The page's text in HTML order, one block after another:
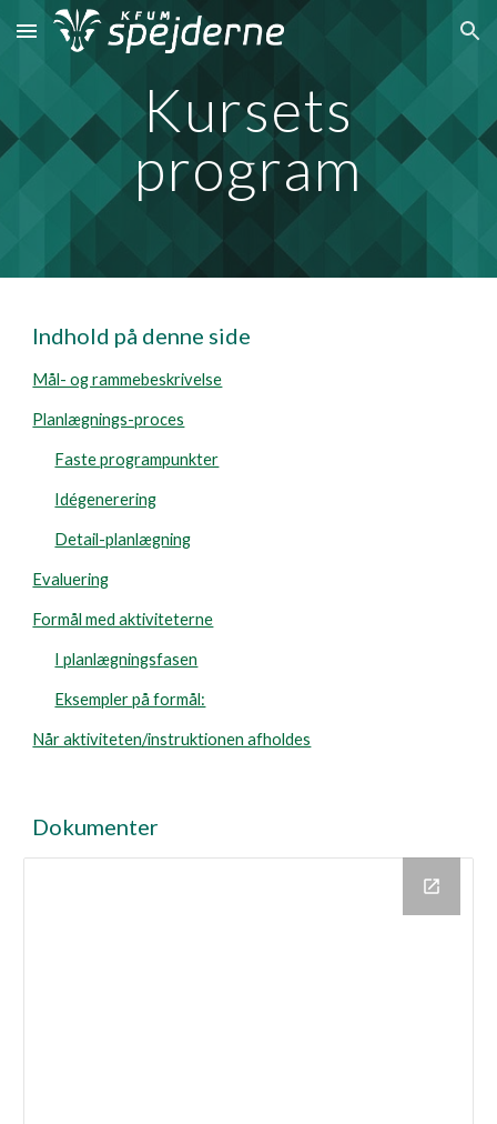
Skip to main content Skip to navigation
Kursets
program
Indhold på denne side
Mål- og rammebeskrivelse
Planlægnings-proces
Faste programpunkter
Idégenerering
Detail-planlægning
Evaluering
Formål med aktiviteterne
I planlægningsfasen
Eksempler på formål:
Når aktiviteten/instruktionen afholdes
Dokumenter